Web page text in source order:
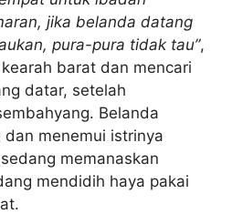
jika belanda datang
pura-pura tidak tau”,
barat dan mencari
datar, setelah
Belanda
menemui istrinya
memanaskan
mendidih haya pakai